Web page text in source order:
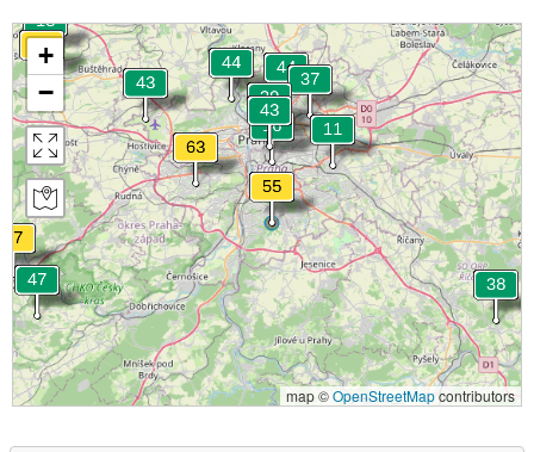
+
−
map ©OpenStreetMapcontributors